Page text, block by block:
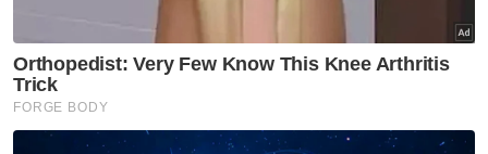
dapatkan baucar tunai.
Apakah jantina anda?